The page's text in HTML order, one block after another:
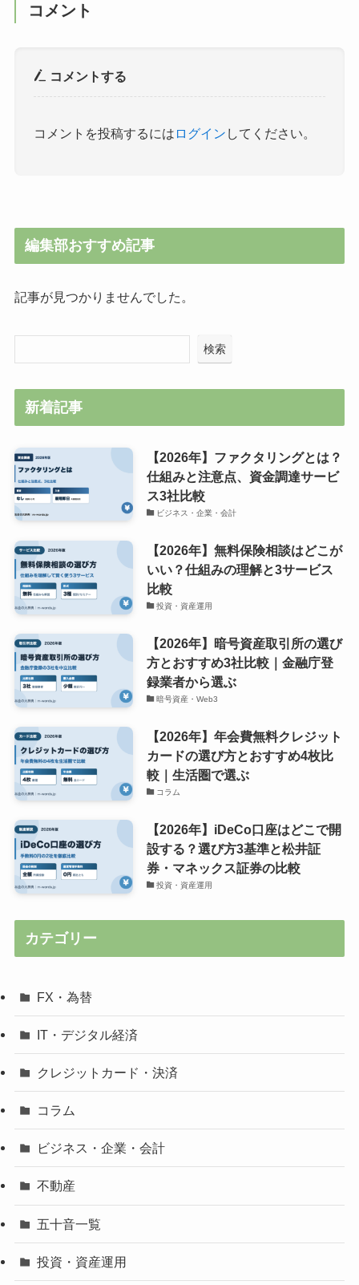
コメント
コメントする
コメントを投稿するには ログイン してください。
編集部おすすめ記事
記事が見つかりませんでした。
検索
新着記事
【2026年】ファクタリングとは？
仕組みと注意点、資金調達サービ
ス3社比較
ビジネス・企業・会計
【2026年】無料保険相談はどこが
いい？仕組みの理解と3サービス
比較
投資・資産運用
【2026年】暗号資産取引所の選び
方とおすすめ3社比較｜金融庁登
録業者から選ぶ
暗号資産・Web3
【2026年】年会費無料クレジット
カードの選び方とおすすめ4枚比
較｜生活圏で選ぶ
コラム
【2026年】iDeCo口座はどこで開
設する？選び方3基準と松井証
券・マネックス証券の比較
投資・資産運用
カテゴリー
FX・為替
IT・デジタル経済
クレジットカード・決済
コラム
ビジネス・企業・会計
不動産
五十音一覧
投資・資産運用